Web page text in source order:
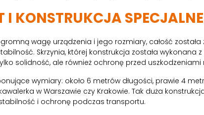
I KONSTRUKCJA
wagę urządzenia i jego rozmiary, całość
Skrzynia, której konstrukcja została
solidność, ale również ochronę przed
wymiary: około 6 metrów długości, prawie 4
w Warszawie czy Krakowie. Tak duża
i ochronę podczas transportu.